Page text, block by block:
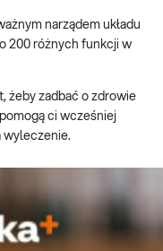
narządem układu
200 różnych funkcji w
żeby zadbać o zdrowie
ci wcześniej
wyleczenie.